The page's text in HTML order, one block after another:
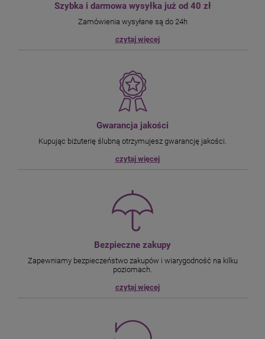
Szybka i darmowa wysyłka już od 40 zł
Zamówienia wysyłane są do 24h
czytaj więcej
Gwarancja jakości
Kupując biżuterię ślubną otrzymujesz gwarancję jakości.
czytaj więcej
Bezpieczne zakupy
Zapewniamy bezpieczeństwo zakupów i wiarygodność na kilku
poziomach.
czytaj więcej